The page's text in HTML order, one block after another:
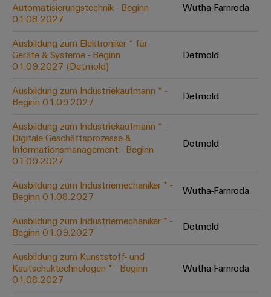
Verbindungslösungen
für
Konventionelle
Energieerzeugung
Zukunftssicherheit
für
bewährte
Maschinenbau
Lösungen
für
verschiedene
Segmente
der
und
Fabrikautomation
Öl
&
Systeme
Lösungen
Dezentrale
Automatisierung
Lösungen
IIoT
&
Automation
Software
Industrial
Industrial
Automation
Elektronikgehäuse
Blitz-
und
Überspannungsschutz
PV
Feldbusverteiler
Automatisierung
&
Software
I/O-
Systeme
Technischer
Support
Umweltbezogene
Produktkonformität
Engineering
Daten
Technische
Produktkataloge
Reparatur
und
Ersatzteile
Trainings
Webinare
PSIRT
Pressekontakt
Unsere
IIoT
and
Partner
Netzwerk
IIoT
Automation
Solution
Offene
Ausbildungs-
und
Studienplätze
Aktuelle
Termine
Workshops
für
Schulklassen
Automatisierungstechnik - Beginn
01.08.2027
Wutha-Farnroda
Ausbildung zum Elektroniker * für
Geräte & Systeme - Beginn
01.09.2027 (Detmold)
Detmold
Ausbildung zum Industriekaufmann * -
Beginn 01.09.2027
Detmold
Ausbildung zum Industriekaufmann * ​ -
Digitale Geschäftsprozesse &
Informationsmanagement - Beginn
01.09.2027
Detmold
Ausbildung zum Industriemechaniker * -
Beginn 01.08.2027
Wutha-Farnroda
Ausbildung zum Industriemechaniker * -
Beginn 01.09.2027
Detmold
Ausbildung zum Kunststoff- und
Kautschuktechnologen * - Beginn
01.08.2027
Wutha-Farnroda